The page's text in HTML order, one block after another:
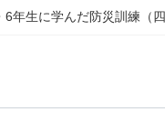
年生に学んだ防災訓練（四